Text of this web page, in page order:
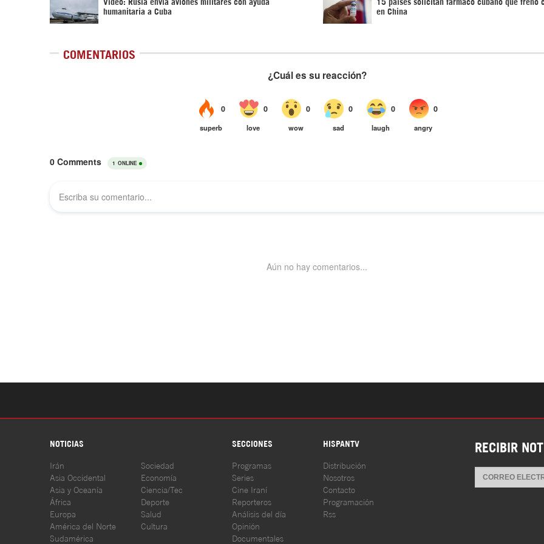
Vídeo: Rusia envía aviones militares con ayuda
humanitaria a Cuba
15 países solicitan fármaco cubano que frenó
en China
COMENTARIOS
NOTICIAS SECCIONES HISPANTV
Irán
Asia Occidental
Asia y Oceanía
África
Europa
América del Norte
Sudamérica
Sociedad
Economía
Ciencia/Tec
Deporte
Salud
Cultura
Programas
Series
Cine Iraní
Reporteros
Análisis del día
Opinión
Documentales
Distribución
Nosotros
Contacto
Programación
Rss
RECIBIR